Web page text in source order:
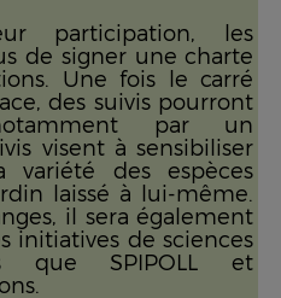
participation, les
de signer une charte
Une fois le carré
des suivis pourront
par un
visent à sensibiliser
variété des espèces
laissé à lui-même.
il sera également
initiatives de sciences
que SPIPOLL et